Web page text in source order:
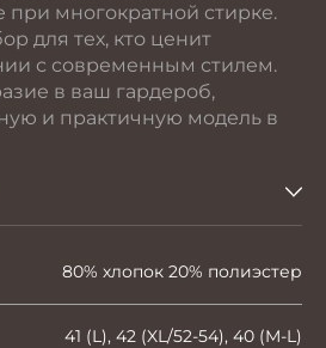
многократной стирке.
для тех, кто ценит
с современным стилем.
в ваш гардероб,
и практичную модель в
80% хлопок 20% полиэстер
41 (L), 42 (XL/52-54), 40 (M-L)